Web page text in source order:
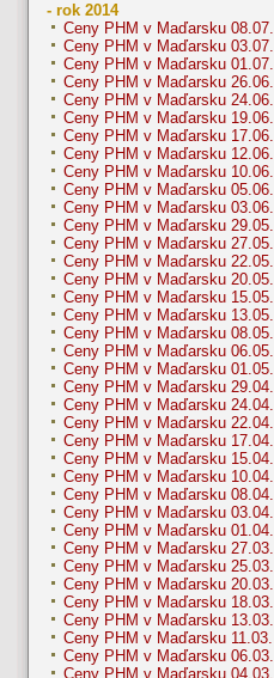
- rok 2014
Ceny PHM v Maďarsku 08.07.
Ceny PHM v Maďarsku 03.07.
Ceny PHM v Maďarsku 01.07.
Ceny PHM v Maďarsku 26.06.
Ceny PHM v Maďarsku 24.06.
Ceny PHM v Maďarsku 19.06.
Ceny PHM v Maďarsku 17.06.
Ceny PHM v Maďarsku 12.06.
Ceny PHM v Maďarsku 10.06.
Ceny PHM v Maďarsku 05.06.
Ceny PHM v Maďarsku 03.06.
Ceny PHM v Maďarsku 29.05.
Ceny PHM v Maďarsku 27.05.
Ceny PHM v Maďarsku 22.05.
Ceny PHM v Maďarsku 20.05.
Ceny PHM v Maďarsku 15.05.
Ceny PHM v Maďarsku 13.05.
Ceny PHM v Maďarsku 08.05.
Ceny PHM v Maďarsku 06.05.
Ceny PHM v Maďarsku 01.05.
Ceny PHM v Maďarsku 29.04.
Ceny PHM v Maďarsku 24.04.
Ceny PHM v Maďarsku 22.04.
Ceny PHM v Maďarsku 17.04.
Ceny PHM v Maďarsku 15.04.
Ceny PHM v Maďarsku 10.04.
Ceny PHM v Maďarsku 08.04.
Ceny PHM v Maďarsku 03.04.
Ceny PHM v Maďarsku 01.04.
Ceny PHM v Maďarsku 27.03.
Ceny PHM v Maďarsku 25.03.
Ceny PHM v Maďarsku 20.03.
Ceny PHM v Maďarsku 18.03.
Ceny PHM v Maďarsku 13.03.
Ceny PHM v Maďarsku 11.03.
Ceny PHM v Maďarsku 06.03.
Ceny PHM v Maďarsku 04.03.